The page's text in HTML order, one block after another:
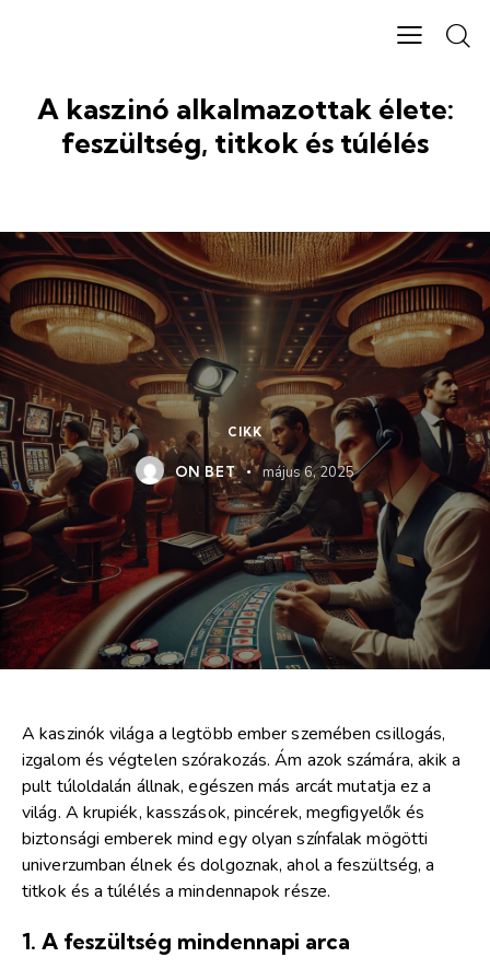
A kaszinó alkalmazottak élete:
feszültség, titkok és túlélés
CIKK
ON BET május 6, 2025
A kaszinók világa a legtöbb ember szemében csillogás,
izgalom és végtelen szórakozás. Ám azok számára, akik a
pult túloldalán állnak, egészen más arcát mutatja ez a
világ. A krupiék, kasszások, pincérek, megfigyelők és
biztonsági emberek mind egy olyan színfalak mögötti
univerzumban élnek és dolgoznak, ahol a feszültség, a
titkok és a túlélés a mindennapok része.
1. A feszültség mindennapi arca